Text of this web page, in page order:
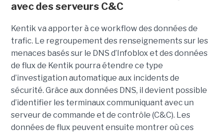
avec des serveurs C&C
Kentik va apporter à ce workflow des données de
trafic. Le regroupement des renseignements sur les
menaces basés sur le DNS d’Infoblox et des données
de flux de Kentik pourra étendre ce type
d’investigation automatique aux incidents de
sécurité. Grâce aux données DNS, il devient possible
d’identifier les terminaux communiquant avec un
serveur de commande et de contrôle (C&C). Les
données de flux peuvent ensuite montrer où ces